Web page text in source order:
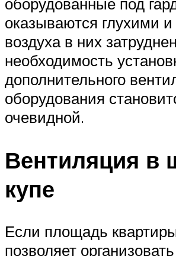
оказываются глухими и
воздуха в них
необходимость
дополнительного
оборудования
очевидной.
Вентиляция в
купе
Если площадь
позволяет организовать